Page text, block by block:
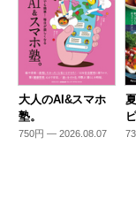
大人のAI&スマホ
塾。
750円 — 2026.08.07